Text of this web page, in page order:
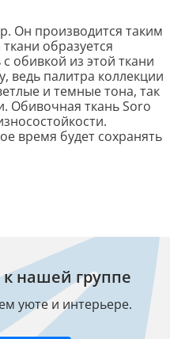
Он производится таким
образуется
обивкой из этой ткани
ведь палитра коллекции
и темные тона, так
Обивочная ткань Soro
время будет сохранять
нашей группе
уюте и интерьере.